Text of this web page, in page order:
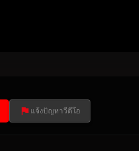
แจ้งปัญหาวีดีโอ